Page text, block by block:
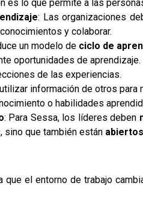
es lo que permite a las
: Las organizaciones
y colaborar.
un modelo de ciclo de
oportunidades de aprendizaje.
de las experiencias.
información de otros para
o habilidades
: Para Sessa, los líderes deben
sino que también están
que el entorno de trabajo